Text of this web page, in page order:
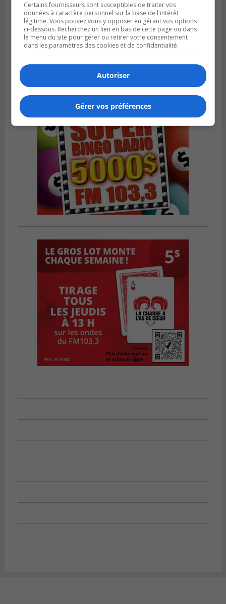
VIEUX-LONGUEUIL
Publié le 31 juillet 2026 à 14h20
Le RTL dévoile sa nouvelle flotte de
transport adapté
Certains fournisseurs sont susceptibles de traiter vos
données à caractère personnel sur la base de l'intérêt
légitime. Vous pouvez vous y opposer en gérant vos options
ci-dessous. Recherchez un lien en bas de cette page ou dans
le menu du site pour gérer ou retirer votre consentement
dans les paramètres des cookies et de confidentialité.
Autoriser
Gérer vos préférences